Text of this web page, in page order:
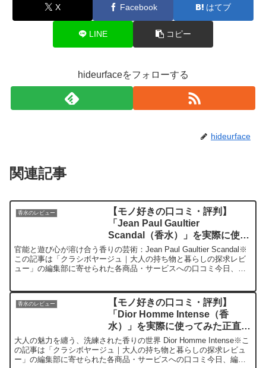
X Facebook はてブ
LINE コピー
hideurfaceをフォローする
hideurface
関連記事
香水のレビュー
【モノ好きの口コミ・評判】
「Jean Paul Gaultier
Scandal（香水）」を実際に使っ
てみた正直感想
官能と遊び心が溶け合う香りの芸術：Jean Paul Gaultier Scandal※
この記事は「クラシボヤージュ｜大人の持ち物と暮らしの探求レビ
ュー」の編集部に寄せられた各商品・サービスへの口コミ今日、編
香水のレビュー
【モノ好きの口コミ・評判】
「Dior Homme Intense（香
水）」を実際に使ってみた正直感
想
大人の魅力を纏う、洗練された香りの世界 Dior Homme Intense※こ
の記事は「クラシボヤージュ｜大人の持ち物と暮らしの探求レビュ
ー」の編集部に寄せられた各商品・サービスへの口コミ今日、編集